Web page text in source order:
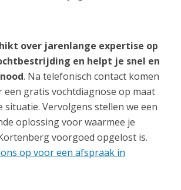
over jarenlange expertise op
en helpt je snel en
. Na telefonisch contact komen
een gratis vochtdiagnose op maat
situatie. Vervolgens stellen we een
oplossing voor waarmee je
voorgoed opgelost is.
op voor een afspraak in